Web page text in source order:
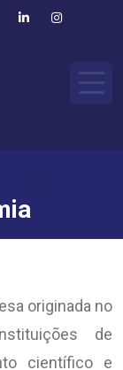
originada no
de
científico e